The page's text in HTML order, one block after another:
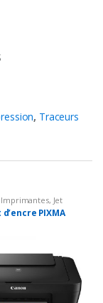
, Traceurs
Imprimantes, Jet
d’encre PIXMA